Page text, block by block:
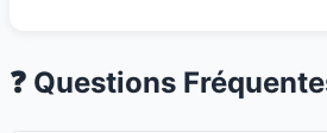
❓ Questions